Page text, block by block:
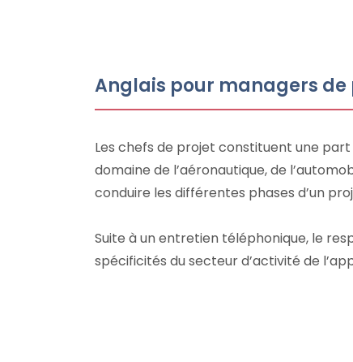
Anglais pour managers
Les chefs de projet constituent une
domaine de l’aéronautique, de
conduire les différentes phases d’un
Suite à un entretien téléphonique, le
spécificités du secteur d’activité de